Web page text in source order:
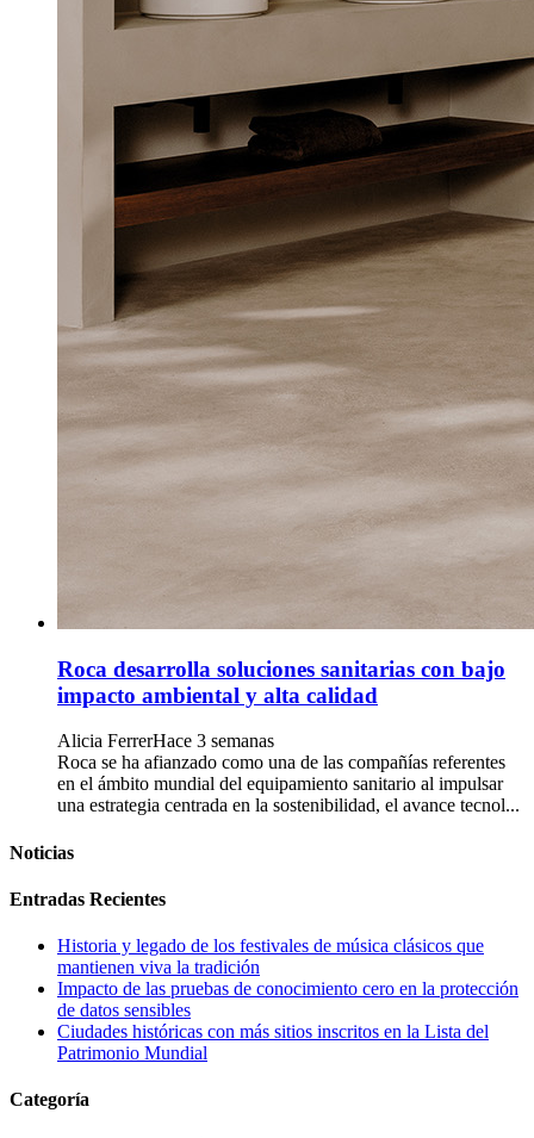
Roca desarrolla soluciones sanitarias con bajo
impacto ambiental y alta calidad
Alicia FerrerHace 3 semanas
Roca se ha afianzado como una de las compañías referentes
en el ámbito mundial del equipamiento sanitario al impulsar
una estrategia centrada en la sostenibilidad, el avance tecnol...
Noticias
Entradas Recientes
Historia y legado de los festivales de música clásicos que
mantienen viva la tradición
Impacto de las pruebas de conocimiento cero en la protección
de datos sensibles
Ciudades históricas con más sitios inscritos en la Lista del
Patrimonio Mundial
Categoría